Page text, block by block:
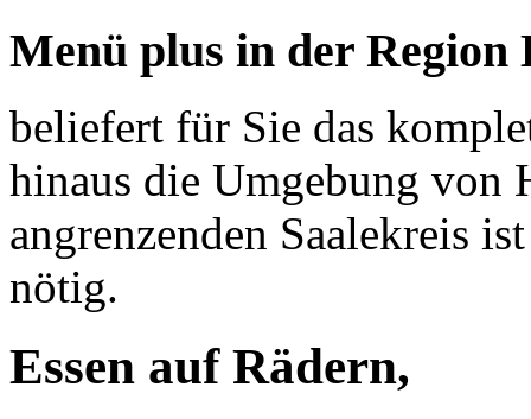
Menü plus in der Region
beliefert für Sie das
hinaus die Umgebung von
angrenzenden Saalekreis
nötig.
Essen auf Rädern,